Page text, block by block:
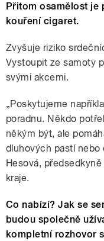
Přitom osamělost je
kouření cigaret.
Zvyšuje riziko
Vystoupit ze samoty
svými akcemi.
„Poskytujeme
poradnu. Někdo
někým být, ale
dluhových pastí nebo
Hesová,
kraje.
Co nabízí? Jak se
budou společně
kompletní rozhovor